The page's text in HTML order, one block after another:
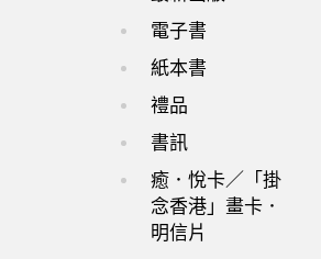
電子書
紙本書
禮品
書訊
癒．悅卡／「掛
念香港」畫卡．
明信片